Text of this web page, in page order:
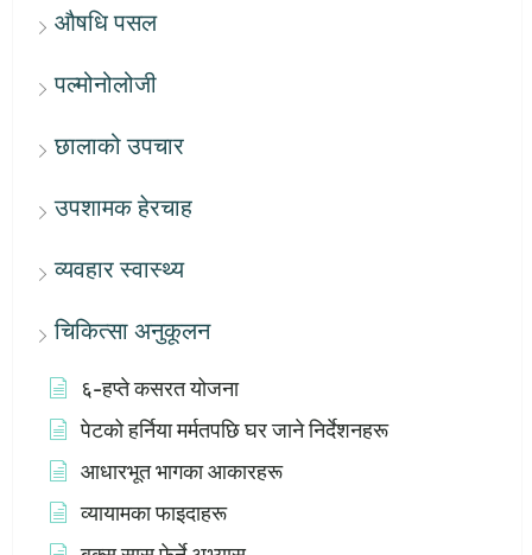
औषधि पसल
पल्मोनोलोजी
छालाको उपचार
उपशामक हेरचाह
व्यवहार स्वास्थ्य
चिकित्सा अनुकूलन
६-हप्ते कसरत योजना
पेटको हर्निया मर्मतपछि घर जाने निर्देशनहरू
आधारभूत भागका आकारहरू
व्यायामका फाइदाहरू